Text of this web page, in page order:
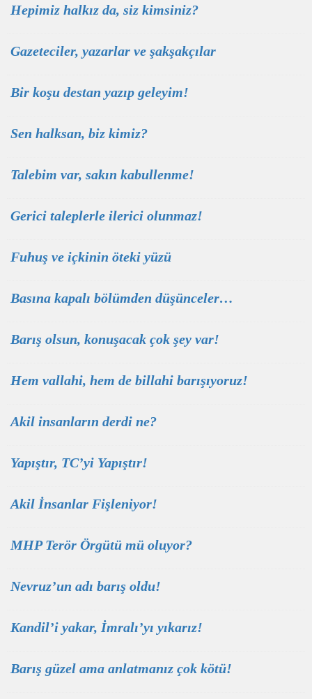
Hepimiz halkız da, siz kimsiniz?
Gazeteciler, yazarlar ve şakşakçılar
Bir koşu destan yazıp geleyim!
Sen halksan, biz kimiz?
Talebim var, sakın kabullenme!
Gerici taleplerle ilerici olunmaz!
Fuhuş ve içkinin öteki yüzü
Basına kapalı bölümden düşünceler…
Barış olsun, konuşacak çok şey var!
Hem vallahi, hem de billahi barışıyoruz!
Akil insanların derdi ne?
Yapıştır, TC’yi Yapıştır!
Akil İnsanlar Fişleniyor!
MHP Terör Örgütü mü oluyor?
Nevruz’un adı barış oldu!
Kandil’i yakar, İmralı’yı yıkarız!
Barış güzel ama anlatmanız çok kötü!